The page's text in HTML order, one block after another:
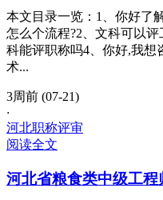
本文目录一览：1、你好了
怎么个流程?2、文科可以
科能评职称吗4、你好,我想
术...
3周前 (07-21)
·
河北职称评审
阅读全文
河北省粮食类中级工程